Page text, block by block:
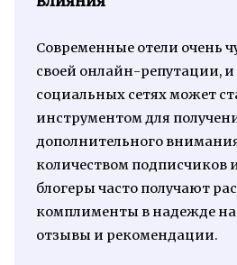
Современные отели очень
своей онлайн-репутации, и
социальных сетях может
инструментом для
дополнительного
количеством подписчиков
блогеры часто получают
комплименты в надежде
отзывы и рекомендации.